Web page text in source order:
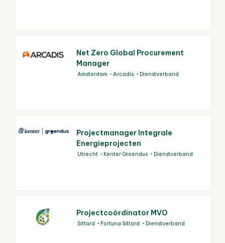
Net Zero Global Procurement
Manager
Amsterdam Arcadis Dienstverband
Projectmanager Integrale
Energieprojecten
Utrecht Kenter Groendus Dienstverband
Projectcoördinator MVO
Sittard Fortuna Sittard Dienstverband